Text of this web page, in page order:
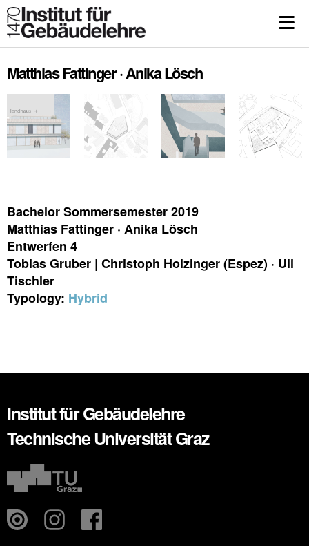
Matthias Fattinger · Anika Lösch
Bachelor Sommersemester 2019
Matthias Fattinger · Anika Lösch
Entwerfen 4
Tobias Gruber | Christoph Holzinger (Espez) · Uli
Tischler
Typology: Hybrid
Institut für Gebäudelehre
Technische Universität Graz